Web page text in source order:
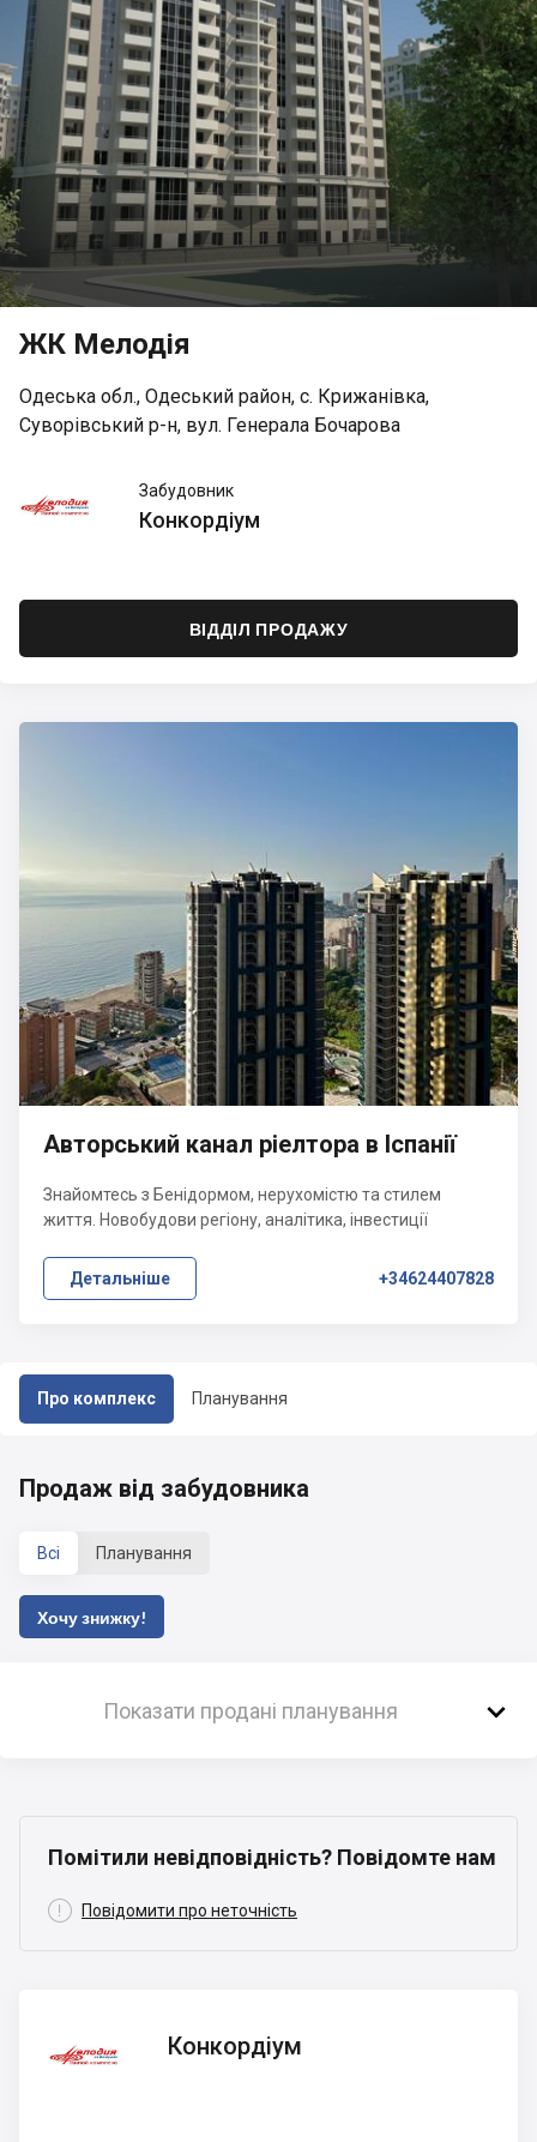
Про комплекс Планування
ЖК Мелодія
Одеська обл., Одеський район, с. Крижанівка,
Суворівський р-н, вул. Генерала Бочарова
Забудовник
Конкордіум
ВІДДІЛ ПРОДАЖУ
Авторський канал ріелтора в Іспанії
Знайомтесь з Бенідормом, нерухомістю та стилем
життя. Новобудови регіону, аналітика, інвестиції
Детальніше +34624407828
Продаж від забудовника
Всі Планування
Хочу знижку!
Показати продані планування 
Помітили невідповідність? Повідомте нам
 Повідомити про неточність
Конкордіум